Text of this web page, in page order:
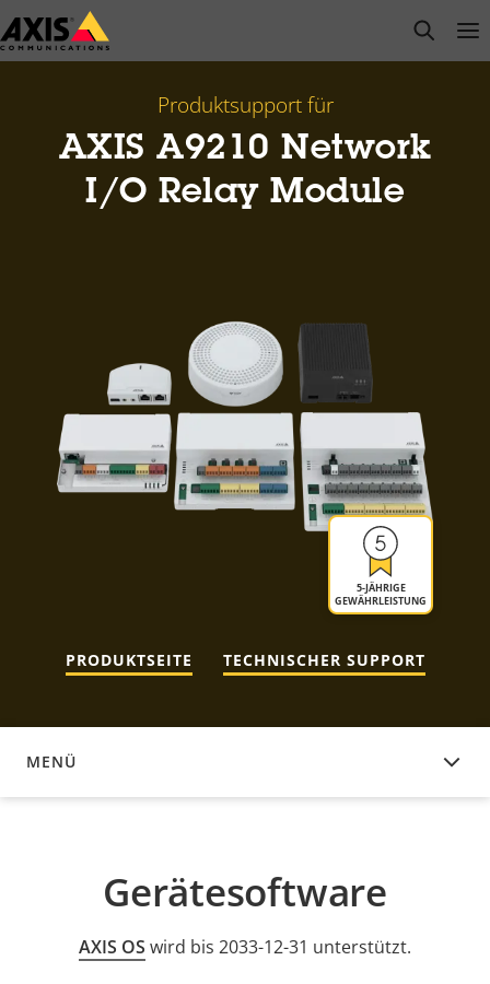
Zum
Hauptinhalt
open
Produktsupport für
AXIS A9210 Network
I/O Relay Module
5-JÄHRIGE
GEWÄHRLEISTUNG
PRODUKTSEITE TECHNISCHER SUPPORT
MENÜ
GERÄTESOFTWARE
Gerätesoftware
AXIS OS wird bis 2033-12-31 unterstützt.